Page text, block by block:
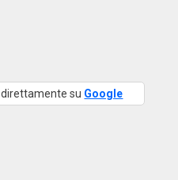
direttamente su Google